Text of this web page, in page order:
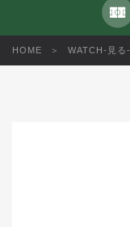
HOME WATCH-見る-